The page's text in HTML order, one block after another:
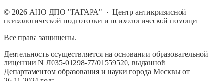
© 2026 АНО ДПО "ГАГАРА" · Центр антикризисной
психологической подготовки и психологической помощи
Все права защищены.
Деятельность осуществляется на основании образовательной
лицензии N Л035-01298-77/01559520, выданной
Департаментом образования и науки города Москвы от